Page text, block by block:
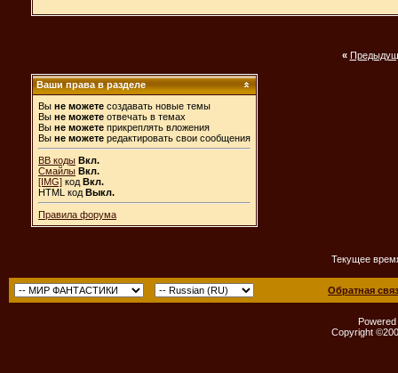
«
Ваши права в разделе
Вы не можете создавать новые темы
Вы не можете отвечать в темах
Вы не можете прикреплять вложения
Вы не можете редактировать свои сообщения
BB коды Вкл.
Смайлы Вкл.
[IMG] код Вкл.
HTML код Выкл.
Правила форума
Текущее
Обратная
Copyright